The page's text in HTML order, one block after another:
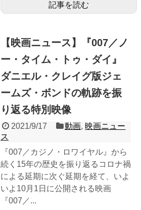
記事を読む
【映画ニュース】『007／ノ
ー・タイム・トゥ・ダイ』
ダニエル・クレイグ版ジェ
ームズ・ボンドの軌跡を振
り返る特別映像
2021/9/17 動画, 映画ニュー
ス
『007／カジノ・ロワイヤル』から
続く15年の歴史を振り返るコロナ禍
による延期に次ぐ延期を経て、いよ
いよ10月1日に公開される映画
『007／...